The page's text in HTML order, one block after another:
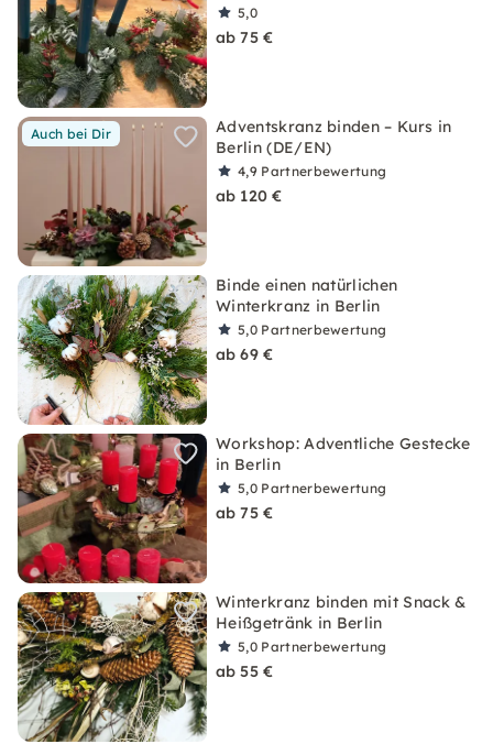
5,0
ab 75 €
Auch bei Dir
Adventskranz binden – Kurs in
Berlin (DE/EN)
4,9 Partnerbewertung
ab 120 €
Binde einen natürlichen
Winterkranz in Berlin
5,0 Partnerbewertung
ab 69 €
Workshop: Adventliche Gestecke
in Berlin
5,0 Partnerbewertung
ab 75 €
Winterkranz binden mit Snack &
Heißgetränk in Berlin
5,0 Partnerbewertung
ab 55 €